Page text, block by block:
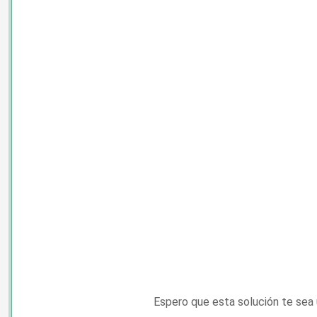
Espero que esta solución te sea